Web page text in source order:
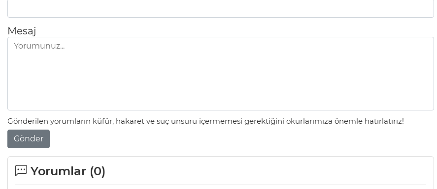
Mesaj
Gönderilen yorumların küfür, hakaret ve suç unsuru içermemesi gerektiğini okurlarımıza önemle hatırlatırız!
Gönder
Yorumlar (0)